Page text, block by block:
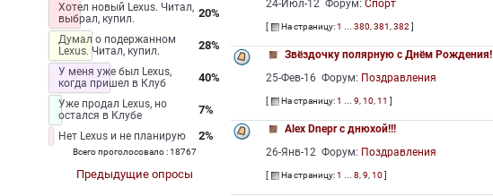
Хотел новый Lexus. Читал,
выбрал, купил.
20%
Думал о подержанном
Lexus. Читал, купил.
28%
У меня уже был Lexus,
когда пришел в Клуб
40%
Уже продал Lexus, но
остался в Клубе
7%
Нет Lexus и не планирую 2%
Всего проголосовало : 18767
Предыдущие опросы
24-Июл-12 Форум:Спорт
[ На страницу:1 ...380,381,382]
Звёздочку полярную с Днём Рождения!
25-Фев-16 Форум: Поздравления
[ На страницу:1 ...9,10,11 ]
Alex Dnepr с днюхой!!!
26-Янв-12 Форум: Поздравления
[ На страницу:1 ...8,9,10 ]